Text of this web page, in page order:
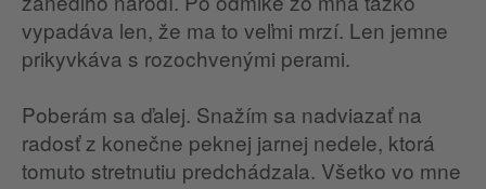
vypadáva len, že ma to veľmi mrzí. Len jemne
prikyvkáva s rozochvenými perami.
Poberám sa ďalej. Snažím sa nadviazať na
radosť z konečne peknej jarnej nedele, ktorá
tomuto stretnutiu predchádzala. Všetko vo mne